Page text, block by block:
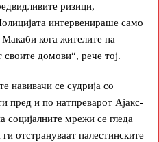
ризици,
интервенираше само
кога жителите на
домови“, рече тој.
навивачи се судрија со
пред и по натпреварот Ајакс-
мрежи се гледа
отстрануваат палестинските